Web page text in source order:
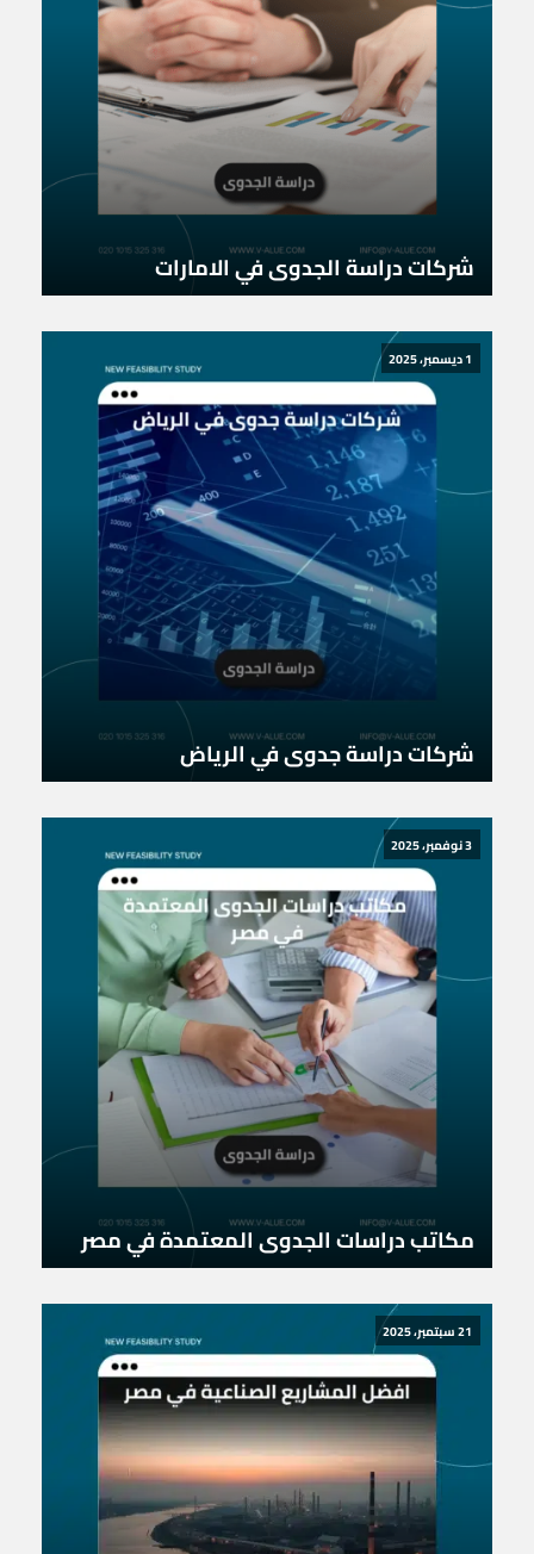
شركات دراسة الجدوى في الامارات
1 ديسمبر، 2025
شركات دراسة جدوى في الرياض
3 نوفمبر، 2025
مكاتب دراسات الجدوى المعتمدة في مصر
21 سبتمبر، 2025